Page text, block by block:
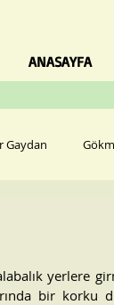
ANASAYFA
Gaydan
yerlere
bir korku